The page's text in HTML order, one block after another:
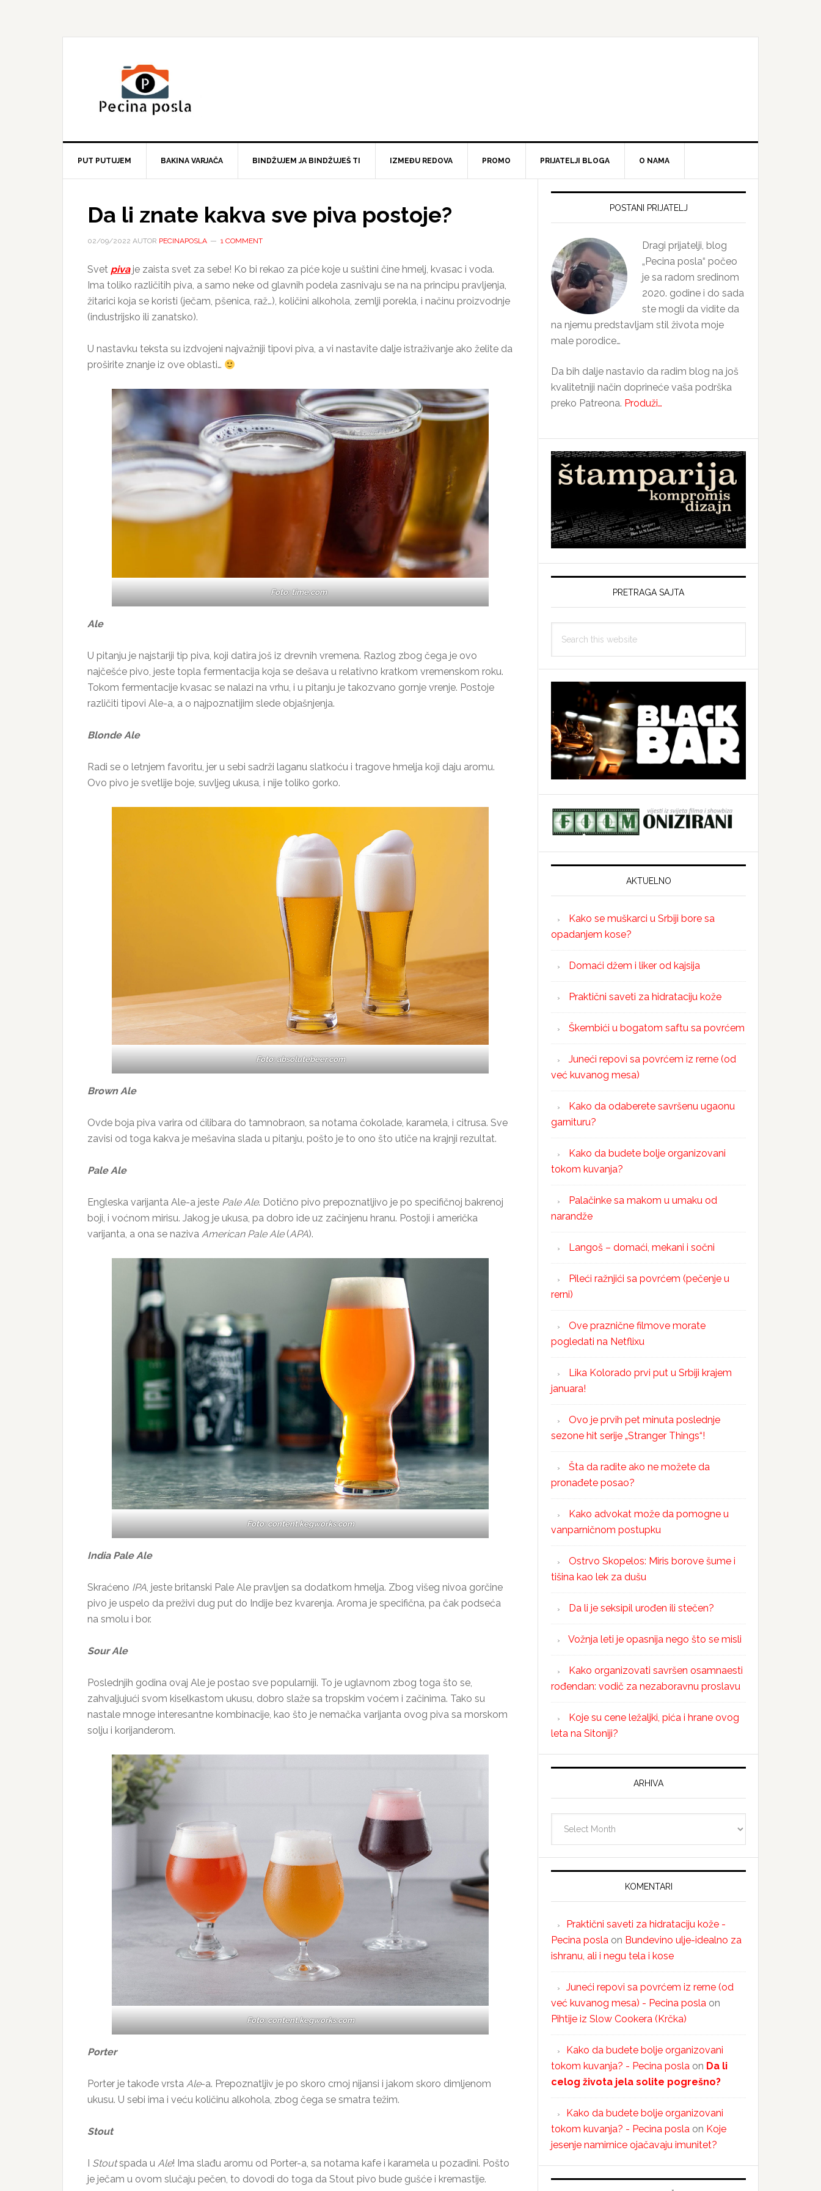
PUT PUTUJEM BAKINA VARJAČA BINDŽUJEM JA BINDŽUJEŠ TI IZMEĐU REDOVA PROMO PRIJATELJI BLOGA O NAMA
Da li znate kakva sve piva postoje?
02/09/2022 AUTOR PECINAPOSLA 1 COMMENT
Svet pivaje zaista svet za sebe! Ko bi rekao za piće koje u suštini čine hmelj, kvasac i voda.
Ima toliko različitih piva, a samo neke od glavnih podela zasnivaju se na na principu pravljenja,
žitarici koja se koristi (ječam, pšenica, raž…), količini alkohola, zemlji porekla, i načinu proizvodnje
(industrijsko ili zanatsko).
U nastavku teksta su izdvojeni najvažniji tipovi piva, a vi nastavite dalje istraživanje ako želite da
proširite znanje iz ove oblasti…
Foto: time.com
Ale
U pitanju je najstariji tip piva, koji datira još iz drevnih vremena. Razlog zbog čega je ovo
najčešće pivo, jeste topla fermentacija koja se dešava u relativno kratkom vremenskom roku.
Tokom fermentacije kvasac se nalazi na vrhu, i u pitanju je takozvano gornje vrenje. Postoje
različiti tipovi Ale-a, a o najpoznatijim slede objašnjenja.
Blonde Ale
Radi se o letnjem favoritu, jer u sebi sadrži laganu slatkoću i tragove hmelja koji daju aromu.
Ovo pivo je svetlije boje, suvljeg ukusa, i nije toliko gorko.
Foto: absolutebeer.com
Brown Ale
Ovde boja piva varira od ćilibara do tamnobraon, sa notama čokolade, karamela, i citrusa. Sve
zavisi od toga kakva je mešavina slada u pitanju, pošto je to ono što utiče na krajnji rezultat.
Pale Ale
Engleska varijanta Ale-a jeste Pale Ale. Dotično pivo prepoznatljivo je po specifičnoj bakrenoj
boji, i voćnom mirisu. Jakog je ukusa, pa dobro ide uz začinjenu hranu. Postoji i američka
varijanta, a ona se naziva American Pale Ale(APA).
Foto: content.kegworks.com
India Pale Ale
Skraćeno IPA, jeste britanski Pale Ale pravljen sa dodatkom hmelja. Zbog višeg nivoa gorčine
pivo je uspelo da preživi dug put do Indije bez kvarenja. Aroma je specifična, pa čak podseća
na smolu i bor.
Sour Ale
Poslednjih godina ovaj Ale je postao sve popularniji. To je uglavnom zbog toga što se,
zahvaljujući svom kiselkastom ukusu, dobro slaže sa tropskim voćem i začinima. Tako su
nastale mnoge interesantne kombinacije, kao što je nemačka varijanta ovog piva sa morskom
solju i korijanderom.
Foto: content.kegworks.com
Porter
Porter je takođe vrsta Ale-a. Prepoznatljiv je po skoro crnoj nijansi i jakom skoro dimljenom
ukusu. U sebi ima i veću količinu alkohola, zbog čega se smatra težim.
Stout
Stoutspada u Ale! Ima slađu aromu od Porter-a, sa notama kafe i karamela u pozadini. Pošto
je ječam u ovom slučaju pečen, to dovodi do toga da Stout pivo bude gušće i kremastije.
Primary
POSTANI PRIJATELJ
Dragi prijatelji, blog
„Pecina posla“ počeo
je sa radom sredinom
2020. godine i do sada
ste mogli da vidite da
na njemu predstavljam stil života moje
male porodice…
Da bih dalje nastavio da radim blog na još
kvalitetniji način doprineće vaša podrška
preko Patreona. Produži…
PRETRAGA SAJTA
this
AKTUELNO
Kako se muškarci u Srbiji bore sa
opadanjem kose?
Domaći džem i liker od kajsija
Praktični saveti za hidrataciju kože
Škembići u bogatom saftu sa povrćem
Juneći repovi sa povrćem iz rerne (od
već kuvanog mesa)
Kako da odaberete savršenu ugaonu
garnituru?
Kako da budete bolje organizovani
tokom kuvanja?
Palačinke sa makom u umaku od
narandže
Langoš – domaći, mekani i sočni
Pileći ražnjići sa povrćem (pečenje u
rerni)
Ove praznične filmove morate
pogledati na Netflixu
Lika Kolorado prvi put u Srbiji krajem
januara!
Ovo je prvih pet minuta poslednje
sezone hit serije „Stranger Things“!
Šta da radite ako ne možete da
pronađete posao?
Kako advokat može da pomogne u
vanparničnom postupku
Ostrvo Skopelos: Miris borove šume i
tišina kao lek za dušu
Da li je seksipil urođen ili stečen?
Vožnja leti je opasnija nego što se misli
Kako organizovati savršen osamnaesti
rođendan: vodič za nezaboravnu proslavu
Koje su cene ležaljki, pića i hrane ovog
leta na Sitoniji?
ARHIVA
KOMENTARI
Praktični saveti za hidrataciju kože -
Pecina posla on Bundevino ulje-idealno za
ishranu, ali i negu tela i kose
Juneći repovi sa povrćem iz rerne (od
već kuvanog mesa) - Pecina posla on
Pihtije iz Slow Cookera (Krčka)
Kako da budete bolje organizovani
tokom kuvanja? - Pecina posla on Da li
celog života jela solite pogrešno?
Kako da budete bolje organizovani
tokom kuvanja? - Pecina posla on Koje
jesenje namirnice ojačavaju imunitet?